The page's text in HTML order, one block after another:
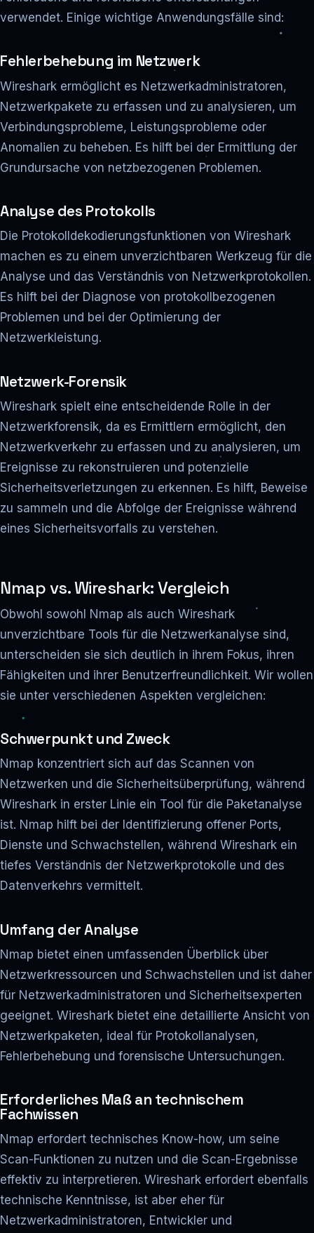
verwendet. Einige wichtige Anwendungsfälle sind:
Fehlerbehebung im Netzwerk
Wireshark ermöglicht es Netzwerkadministratoren,
Netzwerkpakete zu erfassen und zu analysieren, um
Verbindungsprobleme, Leistungsprobleme oder
Anomalien zu beheben. Es hilft bei der Ermittlung der
Grundursache von netzbezogenen Problemen.
Analyse des Protokolls
Die Protokolldekodierungsfunktionen von Wireshark
machen es zu einem unverzichtbaren Werkzeug für die
Analyse und das Verständnis von Netzwerkprotokollen.
Es hilft bei der Diagnose von protokollbezogenen
Problemen und bei der Optimierung der
Netzwerkleistung.
Netzwerk-Forensik
Wireshark spielt eine entscheidende Rolle in der
Netzwerkforensik, da es Ermittlern ermöglicht, den
Netzwerkverkehr zu erfassen und zu analysieren, um
Ereignisse zu rekonstruieren und potenzielle
Sicherheitsverletzungen zu erkennen. Es hilft, Beweise
zu sammeln und die Abfolge der Ereignisse während
eines Sicherheitsvorfalls zu verstehen.
Nmap vs. Wireshark: Vergleich
Obwohl sowohl Nmap als auch Wireshark
unverzichtbare Tools für die Netzwerkanalyse sind,
unterscheiden sie sich deutlich in ihrem Fokus, ihren
Fähigkeiten und ihrer Benutzerfreundlichkeit. Wir wollen
sie unter verschiedenen Aspekten vergleichen:
Schwerpunkt und Zweck
Nmap konzentriert sich auf das Scannen von
Netzwerken und die Sicherheitsüberprüfung, während
Wireshark in erster Linie ein Tool für die Paketanalyse
ist. Nmap hilft bei der Identifizierung offener Ports,
Dienste und Schwachstellen, während Wireshark ein
tiefes Verständnis der Netzwerkprotokolle und des
Datenverkehrs vermittelt.
Umfang der Analyse
Nmap bietet einen umfassenden Überblick über
Netzwerkressourcen und Schwachstellen und ist daher
für Netzwerkadministratoren und Sicherheitsexperten
geeignet. Wireshark bietet eine detaillierte Ansicht von
Netzwerkpaketen, ideal für Protokollanalysen,
Fehlerbehebung und forensische Untersuchungen.
Erforderliches Maß an technischem
Fachwissen
Nmap erfordert technisches Know-how, um seine
Scan-Funktionen zu nutzen und die Scan-Ergebnisse
effektiv zu interpretieren. Wireshark erfordert ebenfalls
technische Kenntnisse, ist aber eher für
Netzwerkadministratoren, Entwickler und